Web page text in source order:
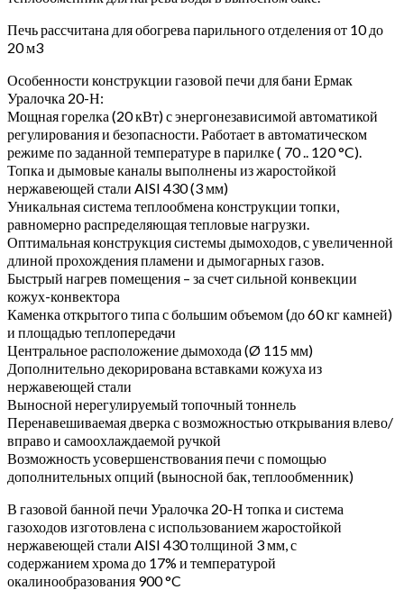
Печь рассчитана для обогрева парильного отделения от 10 до
20 м3
Особенности конструкции газовой печи для бани Ермак
Уралочка 20-Н:
Мощная горелка (20 кВт) с энергонезависимой автоматикой
регулирования и безопасности. Работает в автоматическом
режиме по заданной температуре в парилке ( 70 .. 120 °C).
Топка и дымовые каналы выполнены из жаростойкой
нержавеющей стали AISI 430 (3 мм)
Уникальная система теплообмена конструкции топки,
равномерно распределяющая тепловые нагрузки.
Оптимальная конструкция системы дымоходов, с увеличенной
длиной прохождения пламени и дымогарных газов.
Быстрый нагрев помещения – за счет сильной конвекции
кожух-конвектора
Каменка открытого типа с большим объемом (до 60 кг камней)
и площадью теплопередачи
Центральное расположение дымохода (Ø 115 мм)
Дополнительно декорирована вставками кожуха из
нержавеющей стали
Выносной нерегулируемый топочный тоннель
Перенавешиваемая дверка с возможностью открывания влево/
вправо и самоохлаждаемой ручкой
Возможность усовершенствования печи с помощью
дополнительных опций (выносной бак, теплообменник)
В газовой банной печи Уралочка 20-Н топка и система
газоходов изготовлена с использованием жаростойкой
нержавеющей стали AISI 430 толщиной 3 мм, с
содержанием хрома до 17% и температурой
окалинообразования 900 °C